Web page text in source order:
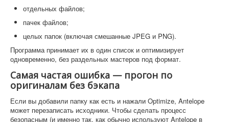
отдельных файлов;
пачек файлов;
целых папок (включая смешанные JPEG и PNG).
Программа принимает их в один список и оптимизирует
одновременно, без раздельных мастеров под формат.
Самая частая ошибка — прогон по
оригиналам без бэкапа
Если вы добавили папку как есть и нажали Optimize, Antelope
может перезаписать исходники. Чтобы сделать процесс
безопасным (и именно так, как обычно используют Antelope в